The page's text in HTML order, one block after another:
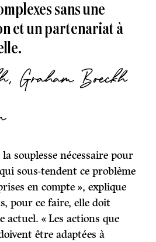
sans une
et un partenariat à
Graham Boeckh
souplesse nécessaire pour
sous-tendent ce problème
en compte », explique
pour ce faire, elle doit
actuel. « Les actions que
être adaptées à